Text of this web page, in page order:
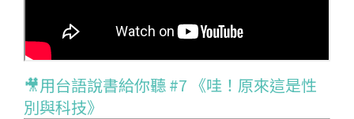
🎥用台語說書給你聽 #7 《哇！原來這是性
別與科技》